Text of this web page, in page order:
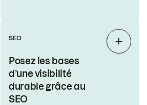
SEO
Posez les bases
d’une visibilité
durable grâce au
SEO